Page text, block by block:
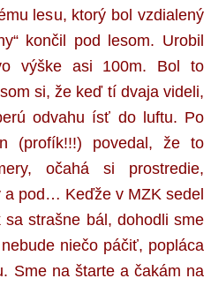
lesu, ktorý bol vzdialený
končil pod lesom. Urobil
výške asi 100m. Bol to
si, že keď tí dvaja videli,
odvahu ísť do luftu. Po
(profík!!!) povedal, že to
očahá si prostredie,
a pod… Keďže v MZK sedel
strašne bál, dohodli sme
niečo páčiť, popláca
Sme na štarte a čakám na